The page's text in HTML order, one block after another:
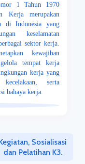
1 Tahun 1970
Kerja merupakan
di Indonesia yang
keselamatan
sektor kerja.
kewajiban
tempat kerja
kerja yang
serta
bahaya kerja.
Sosialisasi
dan Pelatihan K3.